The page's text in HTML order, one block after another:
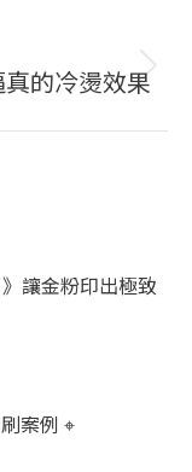
真的冷燙效果
讓金粉印出極致
案例 ⌖